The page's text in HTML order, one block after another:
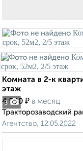
3
Комната в 2-к
этаж
4 500 ₽ в месяц
Тракторозаводский
Агентство, 12.05.2022